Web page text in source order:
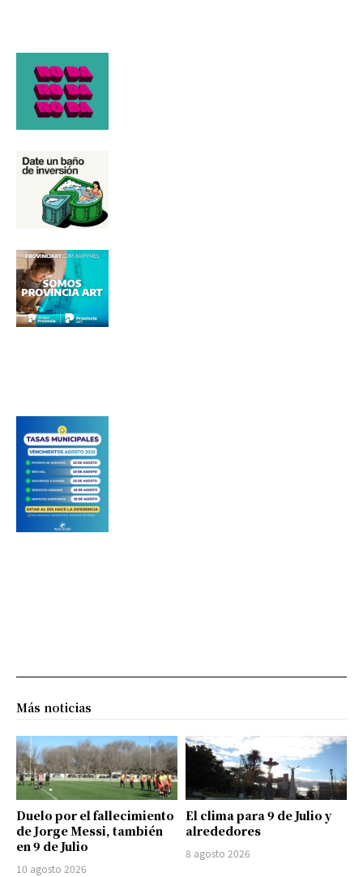
Suscribirme gratis
Dirección de correo electrónico
Apellidos
Más noticias
Duelo por el fallecimiento
de Jorge Messi, también
en 9 de Julio
10 agosto 2026
El clima para 9 de Julio y
alrededores
8 agosto 2026